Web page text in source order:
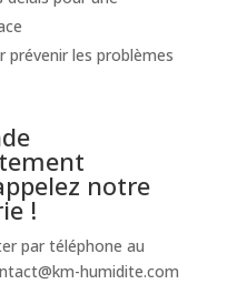
prévenir les problèmes
notre
!
par téléphone au
humidite.com